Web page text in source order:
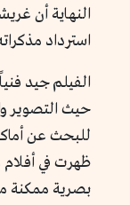
النهاية أن
استرداد
الفيلم جيد
حيث التصوير
للبحث عن
ظهرت في أفلام
بصرية ممكنة من